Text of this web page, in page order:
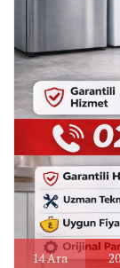
14Ara